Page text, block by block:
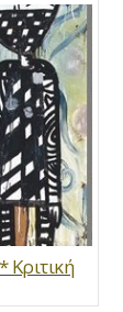
Κριτική